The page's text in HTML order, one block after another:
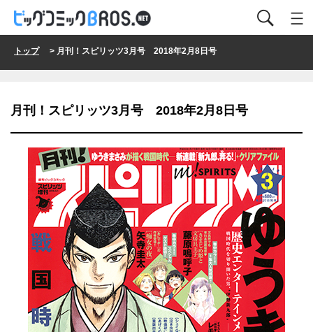
トップ> 月刊！スピリッツ3月号 2018年2月8日号
月刊！スピリッツ3月号 2018年2月8日号